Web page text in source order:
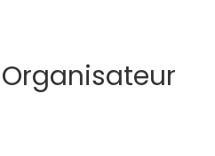
Organisateur